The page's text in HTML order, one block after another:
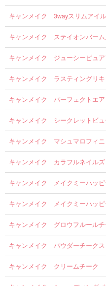
キャンメイク 3wayスリムアイ
キャンメイク ステイオンバーム
キャンメイク ジューシーピュ
キャンメイク ラスティングリキ
キャンメイク パーフェクトエア
キャンメイク シークレットビュ
キャンメイク マシュマロフィニ
キャンメイク カラフルネイルズ
キャンメイク メイクミーハッピ
キャンメイク メイクミーハッ
キャンメイク グロウフルールチ
キャンメイク パウダーチークス
キャンメイク クリームチーク